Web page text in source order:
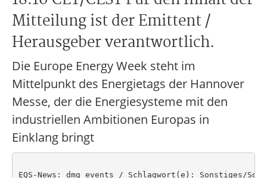
Mitteilung ist der Emittent /
Herausgeber verantwortlich.
Die Europe Energy Week steht im
Mittelpunkt des Energietags der Hannover
Messe, der die Energiesysteme mit den
industriellen Ambitionen Europas in
Einklang bringt